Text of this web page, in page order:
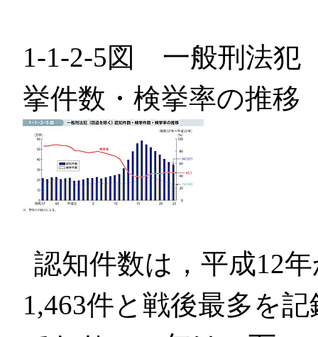
1-1-2-5図 一般刑法犯
挙件数・検挙率の推移
認知件数は，平成12
1,463件と戦後最多を